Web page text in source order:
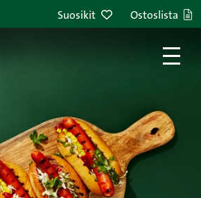
Suosikit Ostoslista